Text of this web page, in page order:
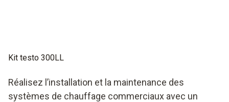
Kit testo 300LL
Réalisez l’installation et la maintenance des
systèmes de chauffage commerciaux avec un